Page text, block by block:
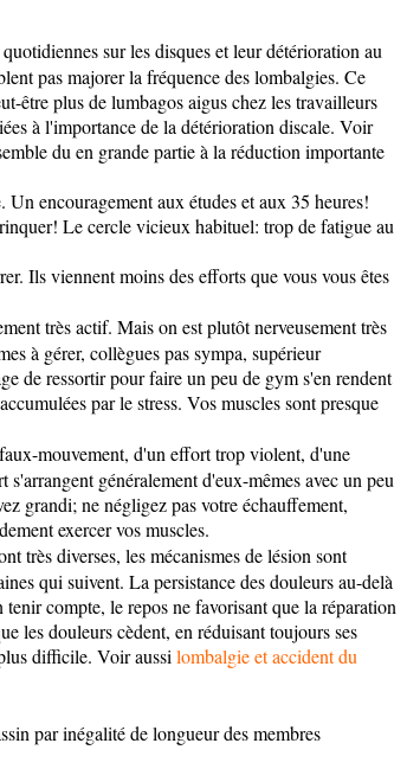
sur les disques et leur détérioration au
pas majorer la fréquence des lombalgies. Ce
être plus de lumbagos aigus chez les travailleurs
à l'importance de la détérioration discale. Voir
du en grande partie à la réduction importante
encouragement aux études et aux 35 heures!
Le cercle vicieux habituel: trop de fatigue au
Ils viennent moins des efforts que vous vous êtes
très actif. Mais on est plutôt nerveusement très
à gérer, collègues pas sympa, supérieur
de ressortir pour faire un peu de gym s'en rendent
par le stress. Vos muscles sont presque
mouvement, d'un effort trop violent, d'une
généralement d'eux-mêmes avec un peu
grandi; ne négligez pas votre échauffement,
exercer vos muscles.
très diverses, les mécanismes de lésion sont
qui suivent. La persistance des douleurs au-delà
compte, le repos ne favorisant que la réparation
les douleurs cèdent, en réduisant toujours ses
difficile. Voir aussi lombalgie et accident du
par inégalité de longueur des membres